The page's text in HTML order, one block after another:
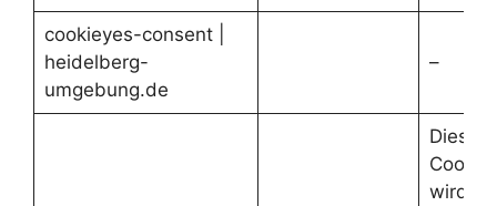
cookieyes-consent |
heidelberg-
umgebung.de
–
Dieses
Cookie
wird